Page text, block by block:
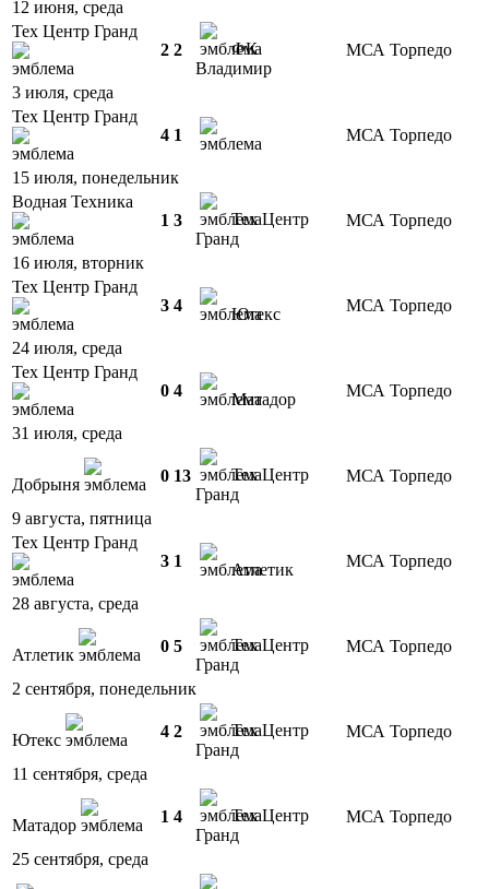
12 июня, среда
Тех Центр Гранд
2 2
ФК
Владимир
МСА Торпедо
3 июля, среда
Тех Центр Гранд
4 1 МСА Торпедо
15 июля, понедельник
Водная Техника
1 3
Тех Центр
Гранд
МСА Торпедо
16 июля, вторник
Тех Центр Гранд
3 4 Ютекс МСА Торпедо
24 июля, среда
Тех Центр Гранд
0 4 Матадор МСА Торпедо
31 июля, среда
Добрыня 0 13
Тех Центр
Гранд
МСА Торпедо
9 августа, пятница
Тех Центр Гранд
3 1 Атлетик МСА Торпедо
28 августа, среда
Атлетик 0 5
Тех Центр
Гранд
МСА Торпедо
2 сентября, понедельник
Ютекс 4 2
Тех Центр
Гранд
МСА Торпедо
11 сентября, среда
Матадор 1 4
Тех Центр
Гранд
МСА Торпедо
25 сентября, среда